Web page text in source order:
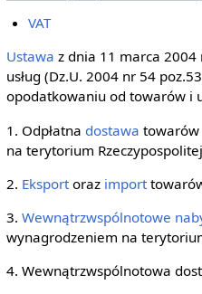
VAT
Ustawa z dnia 11 marca
usług (Dz.U. 2004 nr 54
opodatkowaniu od towarów i
1. Odpłatna dostawa towarów
na terytorium
2. Eksportoraz import
3. Wewnątrzwspólnotowe
wynagrodzeniem na
4. Wewnątrzwspólnotowa